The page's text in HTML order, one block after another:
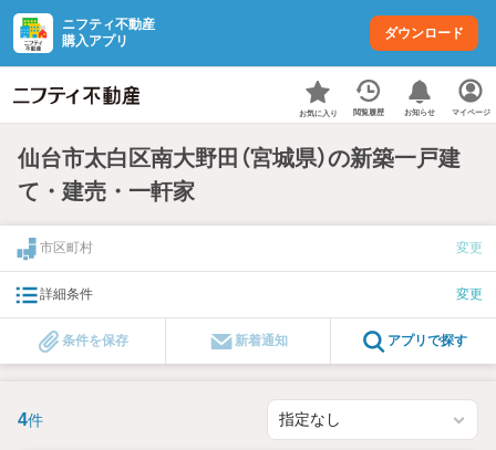
ニフティ不動産
購入アプリ
ダウンロード
お気に入り 閲覧履歴 お知らせ マイページ
仙台市太白区南大野田（宮城県）の新築一戸建
て・建売・一軒家
市区町村 変更
詳細条件 変更
条件を保存 新着通知 アプリで探す
4件